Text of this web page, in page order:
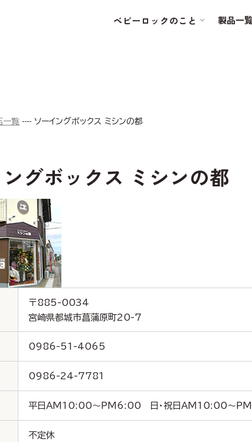
ベビーロックのこと 製品一
一覧 ソーイングボックス ミシンの都
グボックス ミシンの都
〒885-0034
宮崎県都城市菖蒲原町20-7
0986-51-4065
0986-24-7781
平日AM10:00～PM6:00 日・祝日AM10:00～
不定休